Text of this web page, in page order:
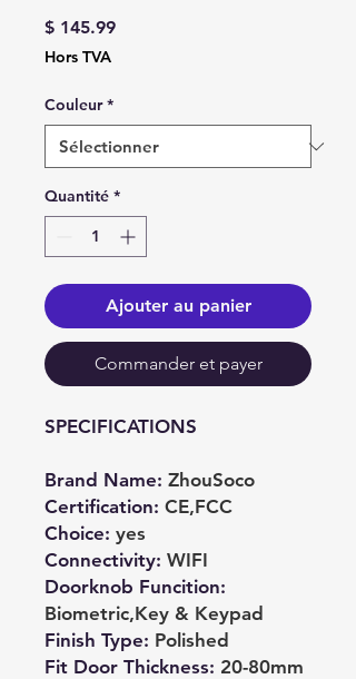
$ 145.99Prix
Hors TVA
Couleur *
Quantité *
Ajouter au panier
Commander et payer
SPECIFICATIONS
Brand Name: ZhouSoco
Certification: CE,FCC
Choice: yes
Connectivity: WIFI
Doorknob Funcition:
Biometric,Key & Keypad
Finish Type: Polished
Fit Door Thickness: 20-80mm